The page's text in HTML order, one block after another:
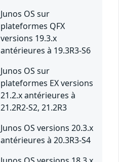
Junos OS sur
plateformes QFX
versions 19.3.x
antérieures à 19.3R3-S6
Junos OS sur
plateformes EX versions
21.2.x antérieures à
21.2R2-S2, 21.2R3
Junos OS versions 20.3.x
antérieures à 20.3R3-S4